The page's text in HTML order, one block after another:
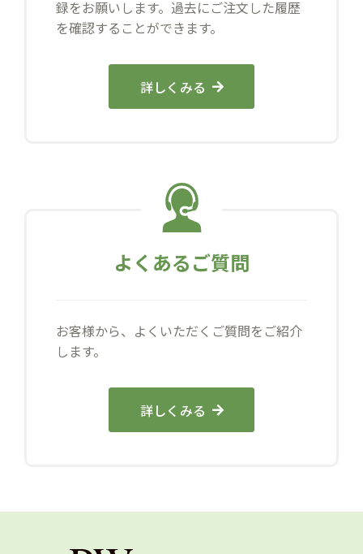
録をお願いします。過去にご注文した履歴
を確認することができます。
詳しくみる
よくあるご質問
お客様から、よくいただくご質問をご紹介
します。
詳しくみる